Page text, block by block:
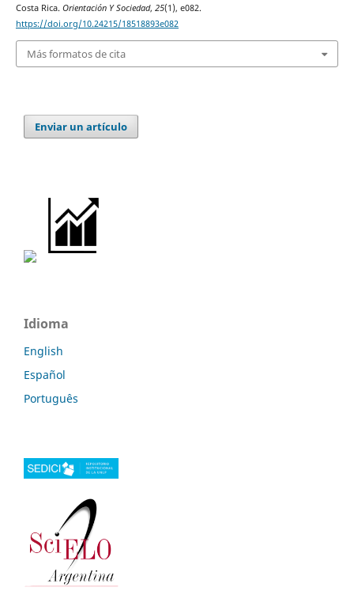
Costa Rica. Orientación Y Sociedad, 25(1), e082.
https://doi.org/10.24215/18518893e082
Más formatos de cita
Enviar un artículo
Idioma
English
Español
Português